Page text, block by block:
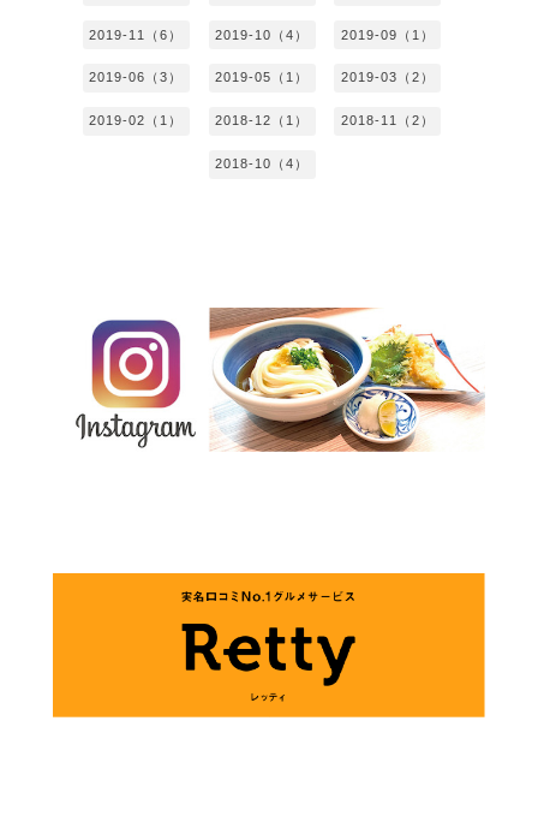
2019-11（6） 2019-10（4） 2019-09（1）
2019-06（3） 2019-05（1） 2019-03（2）
2019-02（1） 2018-12（1） 2018-11（2）
2018-10（4）